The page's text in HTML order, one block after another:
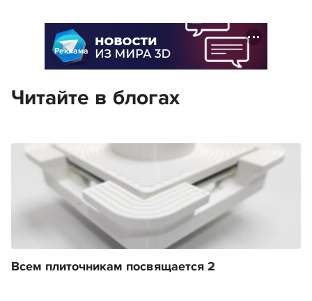
Реклама
Читайте в блогах
Всем плиточникам посвящается 2